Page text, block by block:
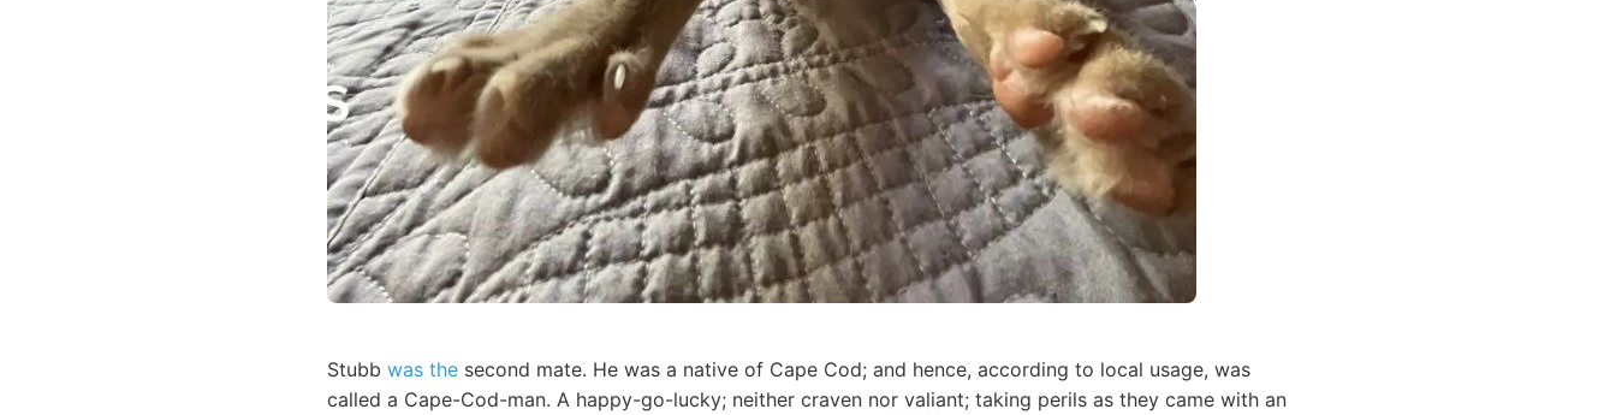
Stubb was the second mate. He was a native of Cape Cod; and hence, according to local usage, was
called a Cape-Cod-man. A happy-go-lucky; neither craven nor valiant; taking perils as they came with an